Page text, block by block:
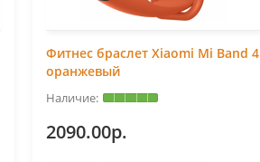
Фитнес браслет Xiaomi Mi Band 4
оранжевый
2090.00р.